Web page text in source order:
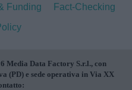
Funding
Fact-Checking
Media Data Factory S.r.l., con
(PD) e sede operativa in Via XX